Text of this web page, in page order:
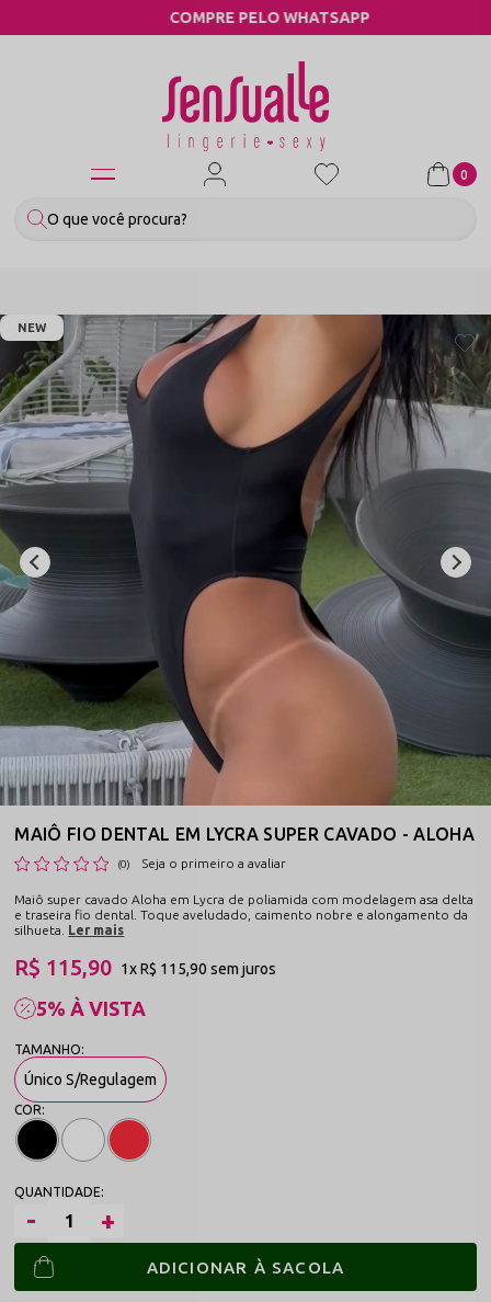
COMPRE PELO WHATSAPP
0
NEW
MAIÔ FIO DENTAL EM LYCRA SUPER CAVADO - ALOHA
(0) Seja o primeiro a avaliar
Maiô super cavado Aloha em Lycra de poliamida com modelagem asa delta
e traseira fio dental. Toque aveludado, caimento nobre e alongamento da
silhueta.
Ler mais
5% À VISTA
R$ 115,90 1xR$ 115,90sem juros
Único S/Regulagem
ADICIONAR À SACOLA